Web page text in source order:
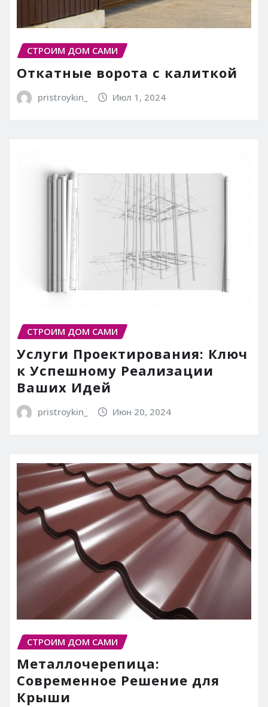
СТРОИМ ДОМ САМИ
Откатные ворота с калиткой
pristroykin_ Июл 1, 2024
СТРОИМ ДОМ САМИ
Услуги Проектирования: Ключ
к Успешному Реализации
Ваших Идей
pristroykin_ Июн 20, 2024
СТРОИМ ДОМ САМИ
Металлочерепица:
Современное Решение для
Крыши